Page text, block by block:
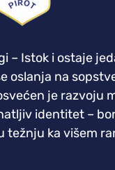
– Istok i ostaje
oslanja na
je razvoju
identitet –
težnju ka višem